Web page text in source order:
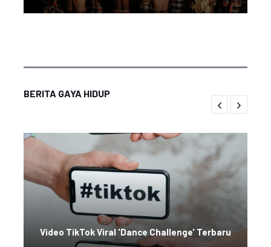
BERITA GAYA HIDUP
Video TikTok Viral 'Dance Challenge' Terbaru